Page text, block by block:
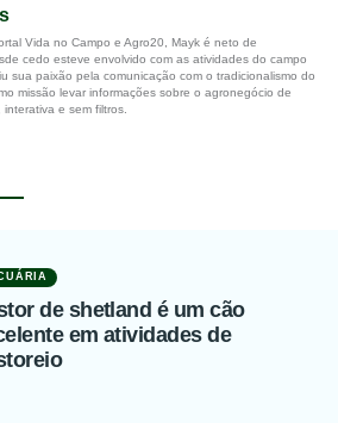
Vida no Campo e Agro20, Mayk é neto de
cedo esteve envolvido com as atividades do campo
sua paixão pela comunicação com o tradicionalismo do
missão levar informações sobre o agronegócio de
e sem filtros.
de shetland é um cão
em atividades de